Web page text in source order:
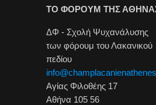
ΤΟ ΦΟΡΟΥΜ ΤΗΣ
ΔΦ - Σχολή Ψυχανάλυσης
των φόρουμ του Λακανικού
πεδίου
Αγίας Φιλοθέης 17
Αθήνα 105 56